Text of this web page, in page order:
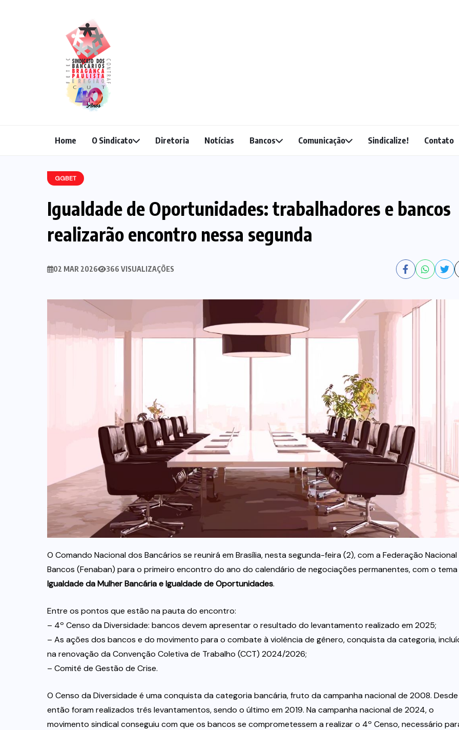
Home O Sindicato Diretoria Notícias Bancos Comunicação Sindicalize! Contato
GGBET
Igualdade de Oportunidades: trabalhadores e bancos
realizarão encontro nessa segunda
02 MAR 2026 366 VISUALIZAÇÕES
O Comando Nacional dos Bancários se reunirá em Brasília, nesta segunda-feira (2), com a Federação
Bancos (Fenaban) para o primeiro encontro do ano do calendário de negociações permanentes, com o tema
Igualdade da Mulher Bancária e Igualdade de Oportunidades.
Entre os pontos que estão na pauta do encontro:
– 4º Censo da Diversidade: bancos devem apresentar o resultado do levantamento realizado em 2025;
– As ações dos bancos e do movimento para o combate à violência de gênero, conquista da categoria,
na renovação da Convenção Coletiva de Trabalho (CCT) 2024/2026;
– Comitê de Gestão de Crise.
O Censo da Diversidade é uma conquista da categoria bancária, fruto da campanha nacional de 2008. Desde
então foram realizados três levantamentos, sendo o último em 2019. Na campanha nacional de 2024, o
movimento sindical conseguiu com que os bancos se comprometessem a realizar o 4º Censo, necessário